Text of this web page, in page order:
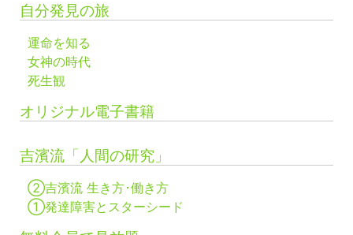
自分発見の旅
運命を知る
女神の時代
死生観
オリジナル電子書籍
吉濱流「人間の研究」
②吉濱流 生き方･働き方
①発達障害とスターシード